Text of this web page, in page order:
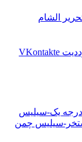
الشام
‫VKontakte
یک-سیلیس
سیلیس چمن